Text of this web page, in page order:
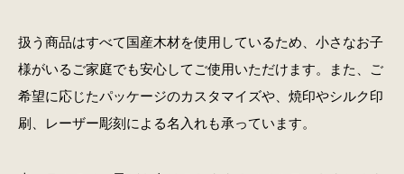
扱う商品はすべて国産木材を使用しているため、小さなお子
様がいるご家庭でも安心してご使用いただけます。また、ご
希望に応じたパッケージのカスタマイズや、焼印やシルク印
刷、レーザー彫刻による名入れも承っています。